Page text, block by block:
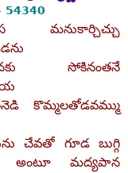
54340
మనుకార్చిచ్చు
సోకినంతనే
కొమ్మలతోడవమ్ము
చేవతో గూడ బుగ్గి
అంటూ మద్యపాన